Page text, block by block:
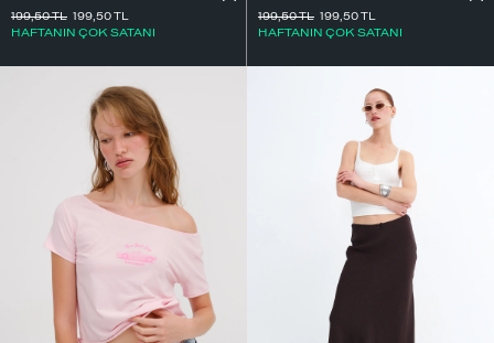
199,50TL
HAFTANIN ÇOK SATANI
199,50TL
199,50TL
HAFTANIN ÇOK SATANI
199,50TL